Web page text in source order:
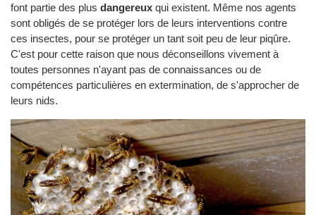
font partie des plus dangereux qui existent. Même nos agents
sont obligés de se protéger lors de leurs interventions contre
ces insectes, pour se protéger un tant soit peu de leur piqûre.
C'est pour cette raison que nous déconseillons vivement à
toutes personnes n'ayant pas de connaissances ou de
compétences particulières en extermination, de s'approcher de
leurs nids.